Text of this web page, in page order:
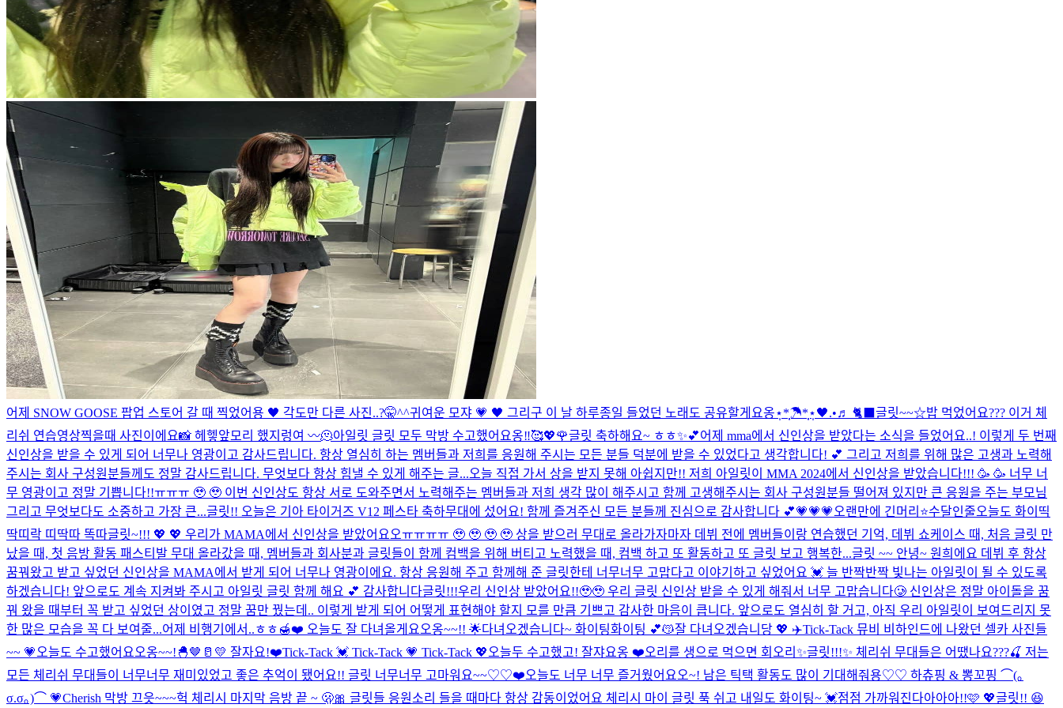
어제 SNOW GOOSE 팝업 스토어 갈 때 찍었어용 🖤 각도만 다른 사진..?🤫^^귀여운 모쟈 💗 🖤 그리구 이 날 하루종일 들었던 노래도 공유할게요옹⋆̩*̣̩☂︎*̣̩⋆̩🖤.•♬ 🐈‍⬛ 글릿~~☆밥 먹었어요??? 이거 체
리쉬 연습영상찍을때 사진이에요📸 헤헿앞모리 했지렁여 〰️🫠아일릿 글릿 모두 막방 수고했어요옹‼︎🥰💖🌹글릿 축하해요~ ㅎㅎ✨💕어제 mma에서 신인상을 받았다는 소식을 들었어요..! 이렇게 두 번째
신인상을 받을 수 있게 되어 너무나 영광이고 감사드립니다. 항상 열심히 하는 멤버들과 저희를 응원해 주시는 모든 분들 덕분에 받을 수 있었다고 생각합니다! 💕 그리고 저희를 위해 많은 고생과 노력해
주시는 회사 구성원분들께도 정말 감사드립니다. 무엇보다 항상 힘낼 수 있게 해주는 글...오늘 직접 가서 상을 받지 못해 아쉽지만!! 저희 아일릿이 MMA 2024에서 신인상을 받았습니다!!! 🥳 🥳 너무 너
무 영광이고 정말 기쁩니다!!ㅠㅠㅠ 🥹 🥹 이번 신인상도 항상 서로 도와주면서 노력해주는 멤버들과 저희 생각 많이 해주시고 함께 고생해주시는 회사 구성원분들 떨어져 있지만 큰 응원을 주는 부모님
그리고 무엇보다도 소중하고 가장 큰...글릿!! 오늘은 기아 타이거즈 V12 페스타 축하무대에 섰어요! 함께 즐겨주신 모든 분들께 진심으로 감사합니다 💕💗💗💗 오랜만에 긴머리⭐수달인줄오늘도 화이띡
딱띠락 띠딱따 똑따글릿~!!! 💖 💖 우리가 MAMA에서 신인상을 받았어요오ㅠㅠㅠㅠ 🥹 🥹 🥹 🥹 상을 받으러 무대로 올라가자마자 데뷔 전에 멤버들이랑 연습했던 기억, 데뷔 쇼케이스 때, 처음 글릿 만
났을 때, 첫 음방 활동 패스티발 무대 올라갔을 때, 멤버들과 회사분과 글릿들이 함께 컴백을 위해 버티고 노력했을 때, 컴백 하고 또 활동하고 또 글릿 보고 행복한...글릿 ~~ 안녕~ 원희에요 데뷔 후 항상
꿈꿔왔고 받고 싶었던 신인상을 MAMA에서 받게 되어 너무나 영광이에요. 항상 응원해 주고 함께해 준 글릿한테 너무너무 고맙다고 이야기하고 싶었어요 💓 늘 반짝반짝 빛나는 아일릿이 될 수 있도록
하겠습니다! 앞으로도 계속 지켜봐 주시고 아일릿 글릿 함께 해요 💕 감사합니다글릿!!!우리 신인상 받았어요!!🥹🥹 우리 글릿 신인상 받을 수 있게 해줘서 너무 고맙습니다🥲 신인상은 정말 아이돌을 꿈
꿔 왔을 때부터 꼭 받고 싶었던 상이였고 정말 꿈만 꿨는데.. 이렇게 받게 되어 어떻게 표현해야 할지 모를 만큼 기쁘고 감사한 마음이 큽니다. 앞으로도 열심히 할 거고, 아직 우리 아일릿이 보여드리지 못
한 많은 모습을 꼭 다 보여줄...어제 비행기에서..ㅎㅎ🍯❤️ 오늘도 잘 다녀올게요오옹~~!! 🌟다녀오겠습니다~ 화이팅화이팅 💕😽잘 다녀오겠습니당 💖 ✈️Tick-Tack 뮤비 비하인드에 나왔던 셀카 사진들
~~ 💗 오늘도 수고했어요오옹~~!🐣🤎🥛💛 잘자요!❤️Tick-Tack 💓 Tick-Tack 💗 Tick-Tack 💖 오늘두 수고했고! 잘쟈요옹 ❤️오리를 생으로 먹으면 회오리 ✨글릿!!!✨ 체리쉬 무대들은 어땠나요???🍒 저는
모든 체리쉬 무대들이 너무너무 재미있었고 좋은 추억이 됐어요!! 글릿 너무너무 고마워요~~♡♡❤️오늘도 너무 너무 즐거웠어요오~! 남은 틱택 활동도 많이 기대해줘용♡♡ 하츄핑 & 뽕꼬핑 ⌒(｡
σ.σ｡)⌒ 💗Cherish 막방 끄읏~~~헉 체리시 마지막 음방 끝 ~ 🫢🎀 글릿들 응원소리 들을 때마다 항상 감동이었어요 체리시 마이 글릿 푹 쉬고 내일도 화이팅~ 💓점점 가까워진다아아아!!🩷 💖글릿!! 😆